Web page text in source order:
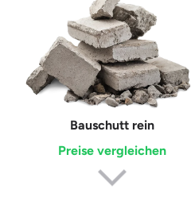
Bauschutt rein
Erdaushub
Preise vergleichen